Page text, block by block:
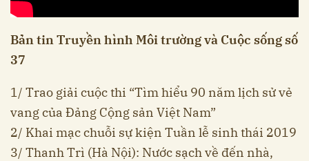
Bản tin Truyền hình Môi trường và Cuộc sống số
37
1/ Trao giải cuộc thi “Tìm hiểu 90 năm lịch sử vẻ
vang của Đảng Cộng sản Việt Nam”
2/ Khai mạc chuỗi sự kiện Tuần lễ sinh thái 2019
3/ Thanh Trì (Hà Nội): Nước sạch về đến nhà,